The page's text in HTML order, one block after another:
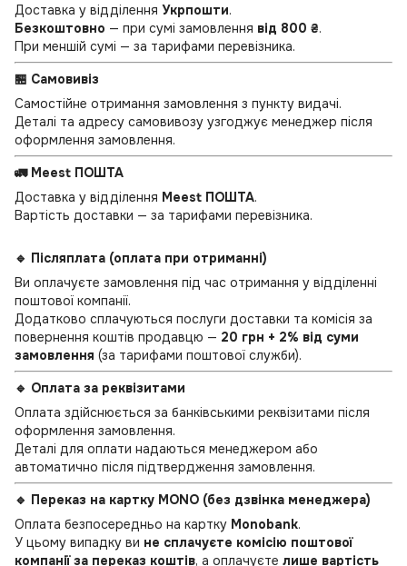
Доставка у відділення Укрпошти.
Безкоштовно — при сумі замовлення від 800 ₴.
При меншій сумі — за тарифами перевізника.
🏪 Самовивіз
Самостійне отримання замовлення з пункту видачі.
Деталі та адресу самовивозу узгоджує менеджер після
оформлення замовлення.
🚛 Meest ПОШТА
Доставка у відділення Meest ПОШТА.
Вартість доставки — за тарифами перевізника.
🔹 Післяплата (оплата при отриманні)
Ви оплачуєте замовлення під час отримання у відділенні
поштової компанії.
Додатково сплачуються послуги доставки та комісія за
повернення коштів продавцю — 20 грн + 2% від суми
замовлення (за тарифами поштової служби).
🔹 Оплата за реквізитами
Оплата здійснюється за банківськими реквізитами після
оформлення замовлення.
Деталі для оплати надаються менеджером або
автоматично після підтвердження замовлення.
🔹 Переказ на картку MONO (без дзвінка менеджера)
Оплата безпосередньо на картку Monobank.
У цьому випадку ви не сплачуєте комісію поштової
компанії за переказ коштів, а оплачуєте лише вартість